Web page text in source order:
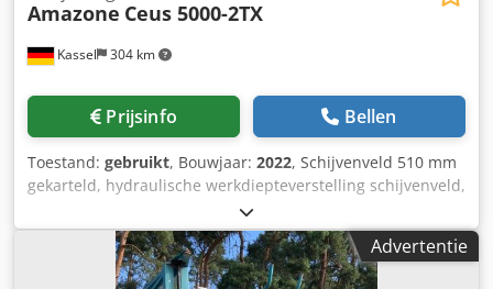
Kassel 304 km
Amazone Ceus 5000-2TX
Prijsinfo Bellen
Toestand: gebruikt, Bouwjaar: 2022, Schijvenveld 510 mm
gekarteld, hydraulische werkdiepteverstelling schijvenveld,
hydraulische werkdiepteverstelling van de egalisatie-unit,
C-Mix-Ultra-tanden voor Ceus 50, hydraulische
werkdiepteverstelling tandenveld met hydraulische dissel,
HD SLIJTDEEL 80 mm (14/K1) Dodpjtz Tplefx Aaiekr
Advertentie